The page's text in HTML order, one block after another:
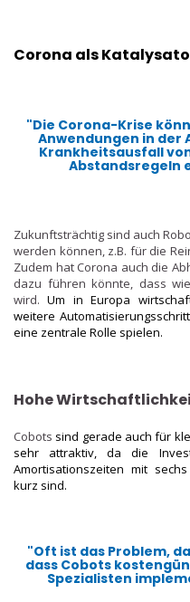
Corona als
"Die Corona-Krise
Anwendungen in der
Krankheitsausfall
Abstandsregeln
Zukunftsträchtig sind auch
werden können, z.B. für die
Zudem hat Corona auch die
dazu führen könnte, dass
wird.Um in Europa
weitere
eine zentrale Rolle spielen.
Hohe
Cobots sind gerade auch für
sehr attraktiv, da die
Amortisationszeiten mit
kurz sind.
"Oft ist das Problem,
dass Cobots
Spezialisten